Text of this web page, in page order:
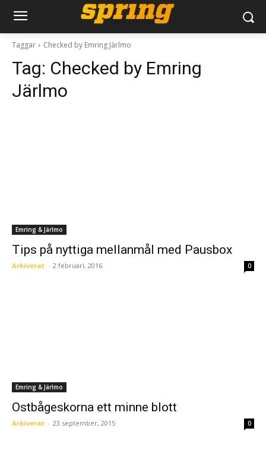
Taggar Checked by Emring Järlmo
Tag: Checked by Emring
Järlmo
Emring & Järlmo
Tips på nyttiga mellanmål med Pausbox
Arkiverat - 2 februari, 2016 0
Emring & Järlmo
Ostbågeskorna ett minne blott
Arkiverat - 23 september, 2015 0